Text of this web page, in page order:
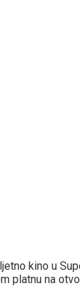
kino u
platnu na